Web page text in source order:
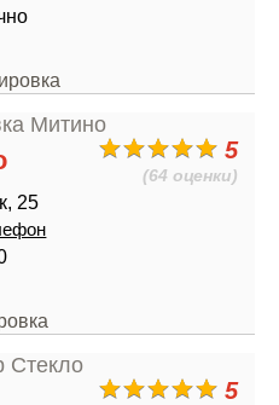
5
(64 оценки)
25
5